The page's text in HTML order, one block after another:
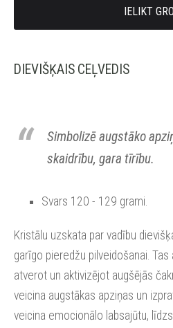
IELIKT
DIEVIŠĶAIS CEĻVEDIS
Simbolizē augstāko
skaidrību, gara tīrību.
Svars 120 - 129 grami.
Kristālu uzskata par vadību
garīgo pieredžu pilveidošanai.
atverot un aktivizējot augšējās
veicina augstākas apziņas un
veicina emocionālo labsajūtu,